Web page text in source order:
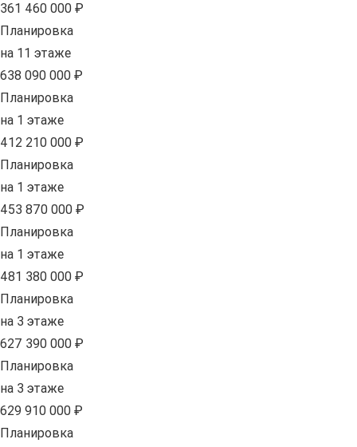
361 460 000 ₽
Планировка
на 11 этаже
638 090 000 ₽
Планировка
на 1 этаже
412 210 000 ₽
Планировка
на 1 этаже
453 870 000 ₽
Планировка
на 1 этаже
481 380 000 ₽
Планировка
на 3 этаже
627 390 000 ₽
Планировка
на 3 этаже
629 910 000 ₽
Планировка